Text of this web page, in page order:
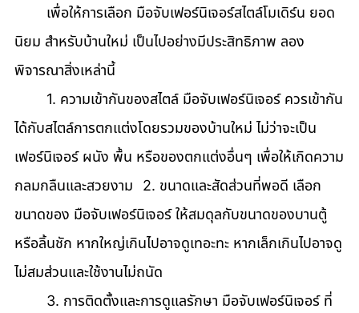
นิยม สำหรับบ้านใหม่ เป็นไปอย่างมีประสิทธิภาพ ลอง
พิจารณาสิ่งเหล่านี้
ได้กับสไตล์การตกแต่งโดยรวมของบ้านใหม่ ไม่ว่าจะเป็น
เฟอร์นิเจอร์ ผนัง พื้น หรือของตกแต่งอื่นๆ เพื่อให้เกิดความ
กลมกลืนและสวยงาม 	2. ขนาดและสัดส่วนที่พอดี เลือก
ขนาดของ มือจับเฟอร์นิเจอร์ ให้สมดุลกับขนาดของบานตู้
หรือลิ้นชัก หากใหญ่เกินไปอาจดูเทอะทะ หากเล็กเกินไปอาจดู
ไม่สมส่วนและใช้งานไม่ถนัด